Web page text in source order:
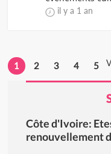
il y a 1 an
1 2 3 4 5
Côte d'Ivoire:
renouvellement